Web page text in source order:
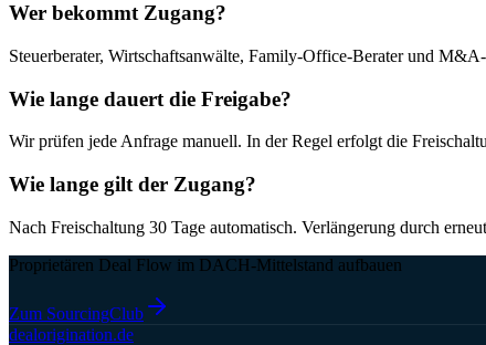
Wer bekommt Zugang?
Steuerberater, Wirtschaftsanwälte, Family-Office-Berater und
Wie lange dauert die Freigabe?
Wir prüfen jede Anfrage manuell. In der Regel erfolgt die
Wie lange gilt der Zugang?
Nach Freischaltung 30 Tage automatisch. Verlängerung durch
Proprietären Deal Flow im DACH-Mittelstand aufbauen
Zum SourcingClub
dealorigination.de